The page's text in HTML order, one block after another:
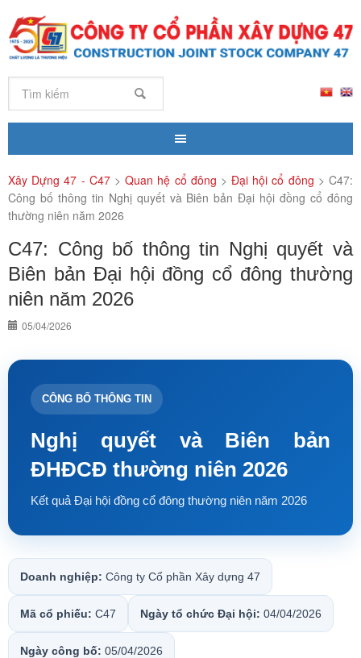
Xây Dựng 47 - C47>Quan hệ cổ đông >Đại hội cổ đông > C47:
Công bố thông tin Nghị quyết và Biên bản Đại hội đồng cổ đông
thường niên năm 2026
C47: Công bố thông tin Nghị quyết và
Biên bản Đại hội đồng cổ đông thường
niên năm 2026
05/04/2026
CÔNG BỐ THÔNG TIN
Nghị quyết và Biên bản
ĐHĐCĐ thường niên 2026
Kết quả Đại hội đồng cổ đông thường niên năm 2026
Doanh nghiệp: Công ty Cổ phần Xây dựng 47
Mã cổ phiếu: C47 Ngày tổ chức Đại hội: 04/04/2026
Ngày công bố: 05/04/2026